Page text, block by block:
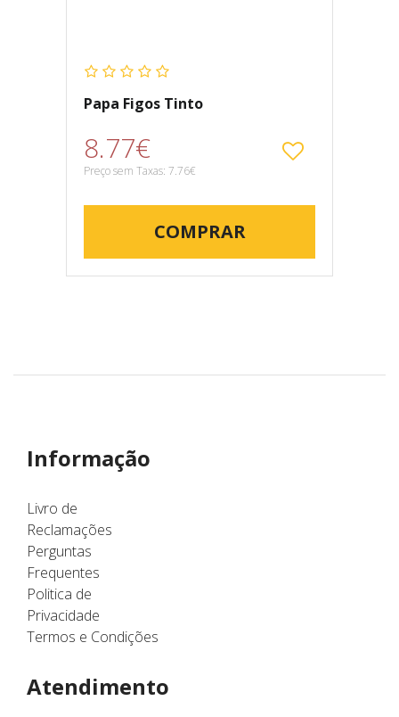
Papa Figos Tinto
8.77€
Preço sem Taxas: 7.76€
COMPRAR
Informação
Livro de
Reclamações
Perguntas
Frequentes
Politica de
Privacidade
Termos e Condições
Atendimento